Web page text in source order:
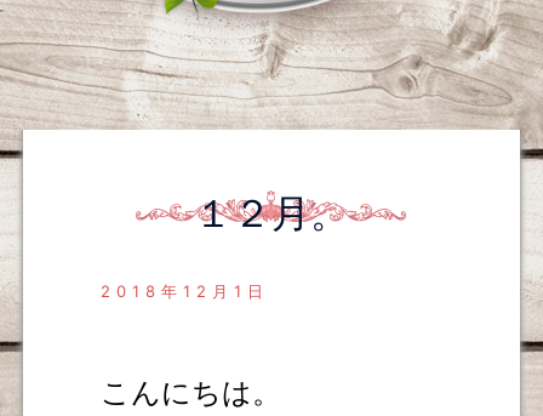
１２月。
2018年12月1日
こんにちは。